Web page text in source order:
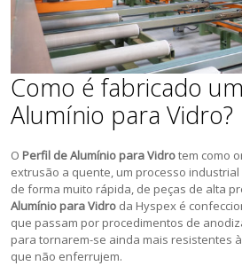
Como é fabricado
Alumínio para Vidro?
O Perfil de Alumínio para Vidrotem como
extrusão a quente, um processo
de forma muito rápida, de peças de alta
Alumínio para Vidro da Hyspex é
que passam por procedimentos de
para tornarem-se ainda mais resistentes
que não enferrujem.